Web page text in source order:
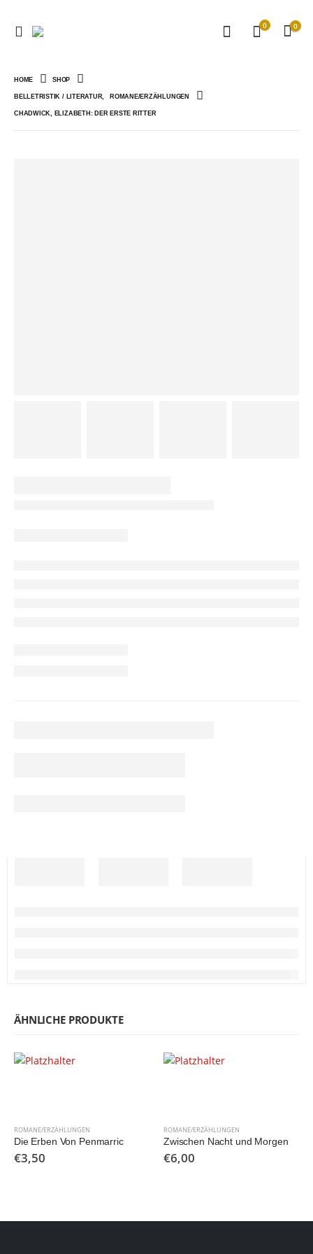
0 0
HOME SHOP
BELLETRISTIK / LITERATUR, ROMANE/ERZÄHLUNGEN
CHADWICK, ELIZABETH: DER ERSTE RITTER
ÄHNLICHE PRODUKTE
ROMANE/ERZÄHLUNGEN
Die Erben Von Penmarric
€3,50
ROMANE/ERZÄHLUNGEN
Zwischen Nacht und Morgen
€6,00